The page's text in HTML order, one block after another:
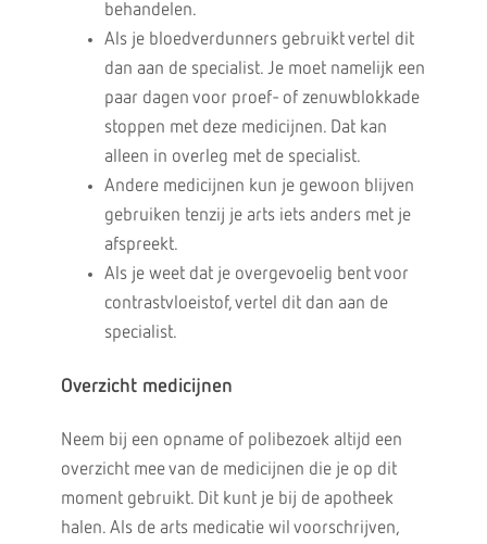
behandelen.
Als je bloedverdunners gebruikt vertel dit
dan aan de specialist. Je moet namelijk een
paar dagen voor proef- of zenuwblokkade
stoppen met deze medicijnen. Dat kan
alleen in overleg met de specialist.
Andere medicijnen kun je gewoon blijven
gebruiken tenzij je arts iets anders met je
afspreekt.
Als je weet dat je overgevoelig bent voor
contrastvloeistof, vertel dit dan aan de
specialist.
Overzicht medicijnen
Neem bij een opname of polibezoek altijd een
overzicht mee van de medicijnen die je op dit
moment gebruikt. Dit kunt je bij de apotheek
halen. Als de arts medicatie wil voorschrijven,